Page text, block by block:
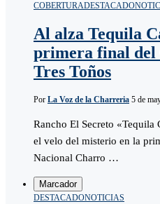
COBERTURADESTACADO
Al alza Tequila
primera final del
Tres Toños
Por La Voz de la Charreria 5 de
Rancho El Secreto «Tequila
el velo del misterio en la
Nacional Charro …
Marcador
DESTACADONOTICIAS